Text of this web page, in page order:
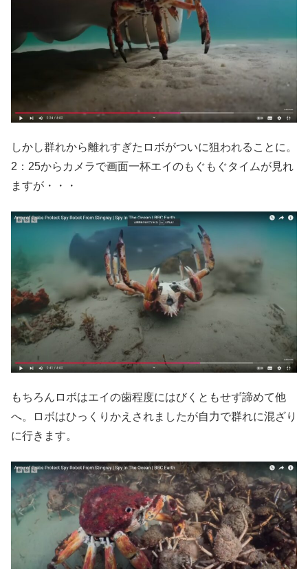
しかし群れから離れすぎたロボがついに狙われることに。
2：25からカメラで画面一杯エイのもぐもぐタイムが見れ
ますが・・・
もちろんロボはエイの歯程度にはびくともせず諦めて他
へ。ロボはひっくりかえされましたが自力で群れに混ざり
に行きます。